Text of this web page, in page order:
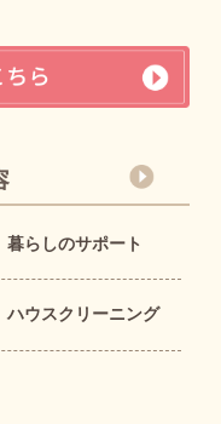
暮らしのサポート
ハウスクリーニング